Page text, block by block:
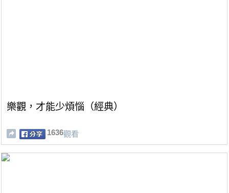
樂觀，才能少煩惱（經典）
1636觀看